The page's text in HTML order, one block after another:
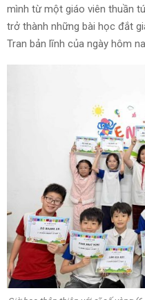
mình từ một giáo viên thuần
trở thành những bài học đắt
Tran bản lĩnh của ngày hôm